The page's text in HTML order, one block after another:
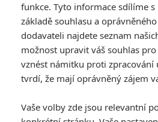
kam
tu
funkce. Tyto informace sdílíme
základě souhlasu a
dodavateli najdete seznam
možnost upravit váš souhlas
vznést námitku proti zpracování
tvrdí, že mají oprávněný zájem
Vaše volby zde jsou relevantní